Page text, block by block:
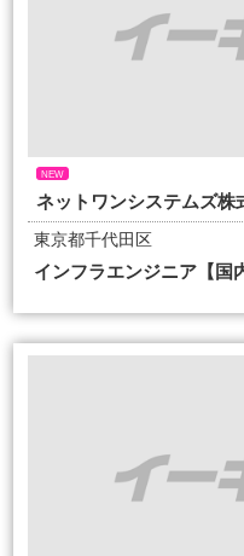
NEW
ネットワンシステムズ株
東京都千代田区
インフラエンジニア【国